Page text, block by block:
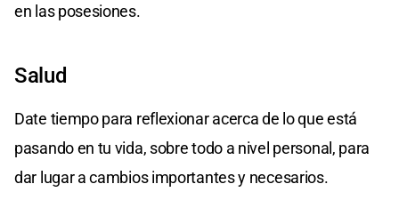
en las posesiones.
Salud
Date tiempo para reflexionar acerca de lo que está
pasando en tu vida, sobre todo a nivel personal, para
dar lugar a cambios importantes y necesarios.